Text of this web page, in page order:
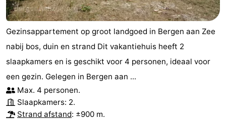
Gezinsappartement op groot landgoed in Bergen aan Zee
nabij bos, duin en strand Dit vakantiehuis heeft 2
slaapkamers en is geschikt voor 4 personen, ideaal voor
een gezin. Gelegen in Bergen aan ...
Max. 4 personen.
Slaapkamers: 2.
Strand afstand: ±900 m.